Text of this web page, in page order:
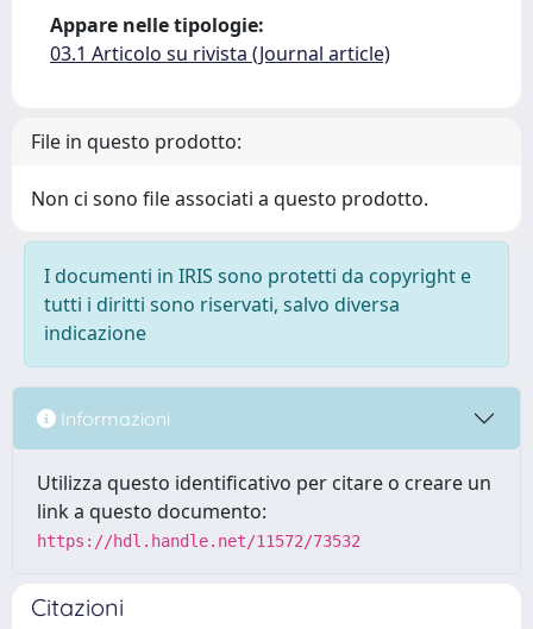
Appare nelle tipologie:
03.1 Articolo su rivista (Journal article)
File in questo prodotto:
Non ci sono file associati a questo prodotto.
I documenti in IRIS sono protetti da copyright e
tutti i diritti sono riservati, salvo diversa
indicazione
Informazioni
Utilizza questo identificativo per citare o creare un
link a questo documento:
https://hdl.handle.net/11572/73532
Citazioni